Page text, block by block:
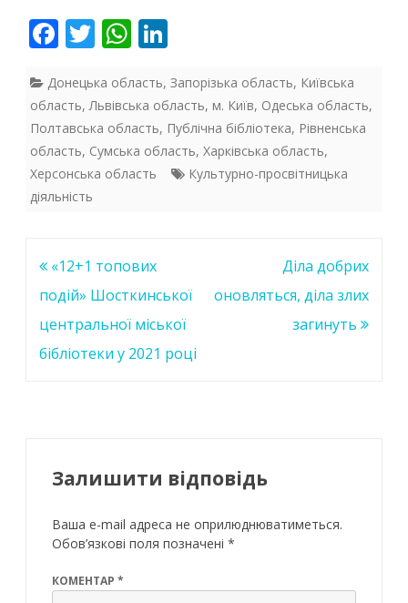
F
e
b
o
o
k
T
itt
er
W
at
s
A
p
k
e
dI
n
Донецька область, Запорізька область, Київська
область, Львівська область, м. Київ, Одеська область,
Полтавська область, Публічна бібліотека, Рівненська
область, Сумська область, Харківська область,
Херсонська область
Культурно-просвітницька
діяльність
Навігація
записів
«12+1 топових
подій» Шосткинської
центральної міської
бібліотеки у 2021 році
Діла добрих
оновляться, діла злих
загинуть
Залишити відповідь
Ваша e-mail адреса не оприлюднюватиметься.
Обов’язкові поля позначені *
КОМЕНТАР *